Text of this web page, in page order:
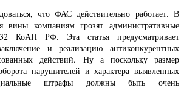
что ФАС действительно работает. В
вины компаниям грозят административные
КоАП РФ. Эта статья предусматривает
и реализацию антиконкурентных
действий. Ну а поскольку размер
нарушителей и характера выявленных
штрафы должны быть очень